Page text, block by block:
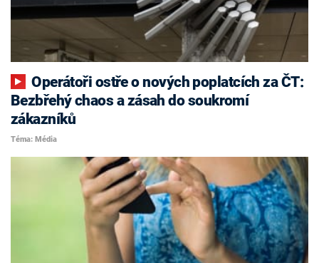
Operátoři ostře o nových poplatcích za ČT:
Bezbřehý chaos a zásah do soukromí
zákazníků
Téma: Média